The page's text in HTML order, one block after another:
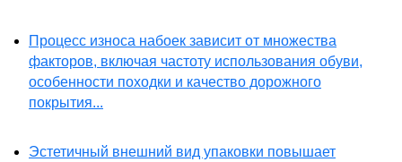
Процесс износа набоек зависит от множества
факторов, включая частоту использования обуви,
особенности походки и качество дорожного
покрытия...
Эстетичный внешний вид упаковки повышает